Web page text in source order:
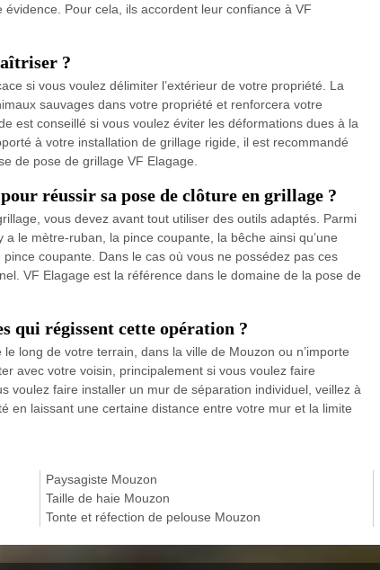
Pour cela, ils accordent leur confiance à VF
?
si vous voulez délimiter l’extérieur de votre propriété. La
sauvages dans votre propriété et renforcera votre
est conseillé si vous voulez éviter les déformations dues à la
à votre installation de grillage rigide, il est recommandé
de pose de grillage VF Elagage.
réussir sa pose de clôture en grillage ?
vous devez avant tout utiliser des outils adaptés. Parmi
le mètre-ruban, la pince coupante, la bêche ainsi qu’une
coupante. Dans le cas où vous ne possédez pas ces
VF Elagage est la référence dans le domaine de la pose de
qui régissent cette opération ?
long de votre terrain, dans la ville de Mouzon ou n’importe
avec votre voisin, principalement si vous voulez faire
voulez faire installer un mur de séparation individuel, veillez à
en laissant une certaine distance entre votre mur et la limite
Paysagiste Mouzon
Taille de haie Mouzon
Tonte et réfection de pelouse Mouzon